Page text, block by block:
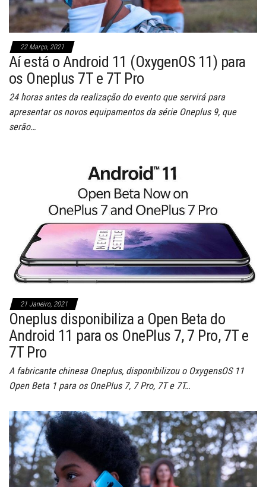
22 Março, 2021
Aí está o Android 11 (OxygenOS 11) para
os Oneplus 7T e 7T Pro
24 horas antes da realização do evento que servirá para
apresentar os novos equipamentos da série Oneplus 9, que
serão…
21 Janeiro, 2021
Oneplus disponibiliza a Open Beta do
Android 11 para os OnePlus 7, 7 Pro, 7T e
7T Pro
A fabricante chinesa Oneplus, disponibilizou o OxygensOS 11
Open Beta 1 para os OnePlus 7, 7 Pro, 7T e 7T…